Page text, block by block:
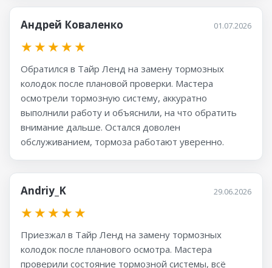
Андрей Коваленко 01.07.2026
★★★★★
Обратился в Тайр Ленд на замену тормозных
колодок после плановой проверки. Мастера
осмотрели тормозную систему, аккуратно
выполнили работу и объяснили, на что обратить
внимание дальше. Остался доволен
обслуживанием, тормоза работают уверенно.
Andriy_K 29.06.2026
★★★★★
Приезжал в Тайр Ленд на замену тормозных
колодок после планового осмотра. Мастера
проверили состояние тормозной системы, всё